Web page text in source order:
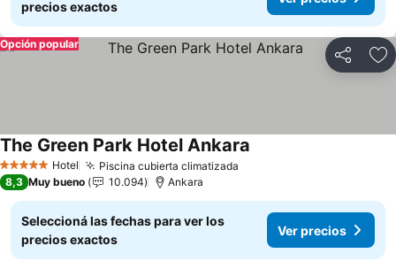
precios exactos
Compartir
Opción popular
5 Estrellas Hotel Piscina cubierta climatizada
The Green Park Hotel Ankara
8,3 Muy bueno 10.094 Ankara
Seleccioná las fechas para ver los
precios exactos
Ver precios